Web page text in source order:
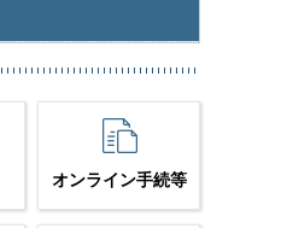
オンライン手続等